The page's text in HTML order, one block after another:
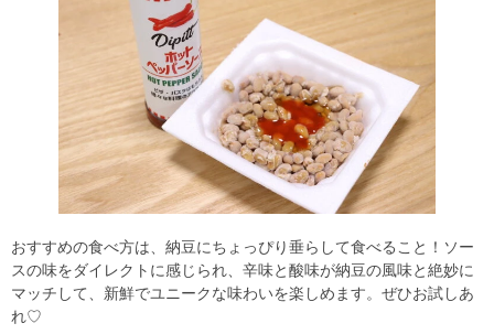
おすすめの食べ方は、納豆にちょっぴり垂らして食べること！ソー
スの味をダイレクトに感じられ、辛味と酸味が納豆の風味と絶妙に
マッチして、新鮮でユニークな味わいを楽しめます。ぜひお試しあ
れ♡